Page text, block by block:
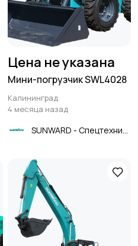
Цена не указана
Мини-погрузчик SWL4028
Калининград
4 месяца назад